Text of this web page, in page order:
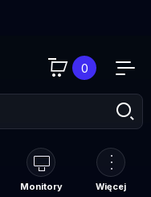
0
Monitory Więcej